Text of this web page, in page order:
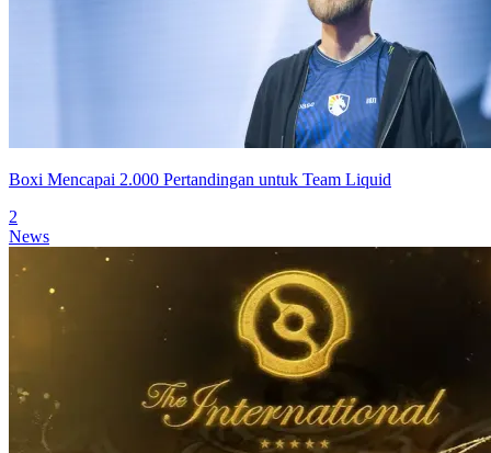
Boxi Mencapai 2.000 Pertandingan untuk Team Liquid
2
News